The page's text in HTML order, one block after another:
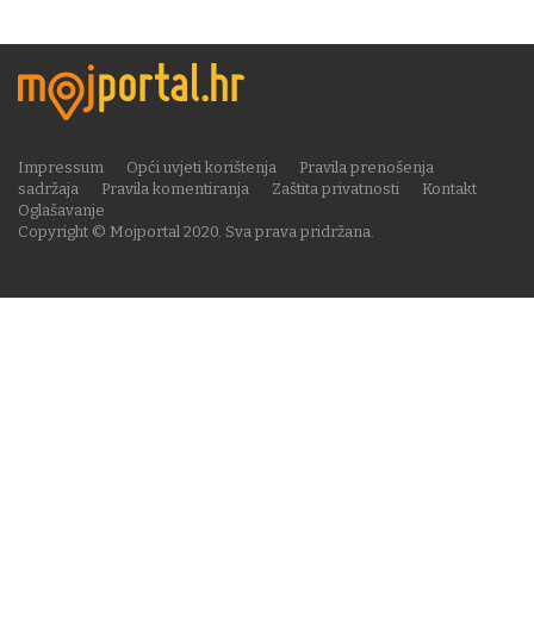
Copyright © Mojportal 2020. Sva prava pridržana.
Impressum Opći uvjeti korištenja
Pravila prenošenja
sadržaja
Pravila komentiranja Zaštita privatnosti
Kontakt
Oglašavanje